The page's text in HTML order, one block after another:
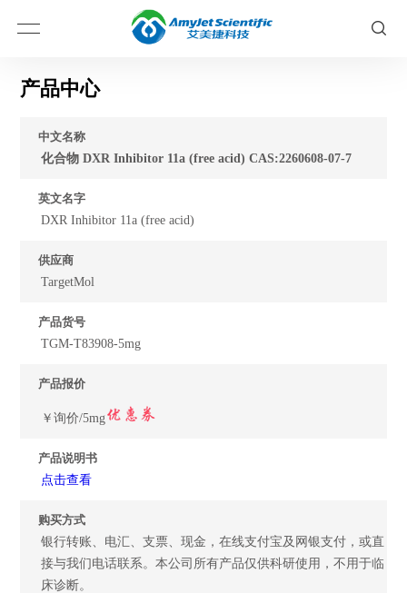
产品中心
中文名称
化合物 DXR Inhibitor 11a (free acid) CAS:2260608-07-7
英文名字
DXR Inhibitor 11a (free acid)
供应商
TargetMol
产品货号
TGM-T83908-5mg
产品报价
￥询价/5mg
产品说明书
点击查看
购买方式
银行转账、电汇、支票、现金，在线支付宝及网银支付，或直
接与我们电话联系。本公司所有产品仅供科研使用，不用于临
床诊断。